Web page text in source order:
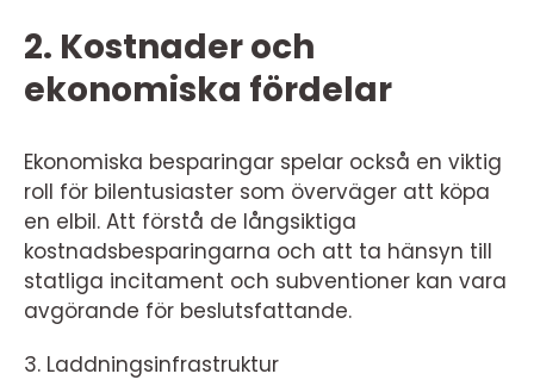
2. Kostnader och
ekonomiska fördelar
Ekonomiska besparingar spelar också en viktig
roll för bilentusiaster som överväger att köpa
en elbil. Att förstå de långsiktiga
kostnadsbesparingarna och att ta hänsyn till
statliga incitament och subventioner kan vara
avgörande för beslutsfattande.
3. Laddningsinfrastruktur